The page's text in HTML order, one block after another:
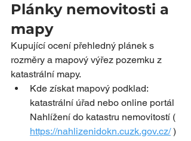
Plánky nemovitosti a
mapy
Kupující ocení přehledný plánek s
rozměry a mapový výřez pozemku z
katastrální mapy.
Kde získat mapový podklad:
katastrální úřad nebo online portál
Nahlížení do katastru nemovitostí (
https://nahlizenidokn.cuzk.gov.cz/ )